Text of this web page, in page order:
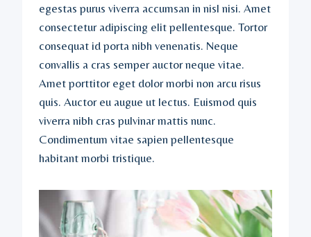
egestas purus viverra accumsan in nisl nisi. Amet
consectetur adipiscing elit pellentesque. Tortor
consequat id porta nibh venenatis. Neque
convallis a cras semper auctor neque vitae.
Amet porttitor eget dolor morbi non arcu risus
quis. Auctor eu augue ut lectus. Euismod quis
viverra nibh cras pulvinar mattis nunc.
Condimentum vitae sapien pellentesque
habitant morbi tristique.